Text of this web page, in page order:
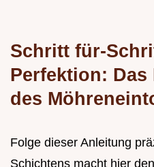
Schritt für-
Perfektion:
des
Folge dieser Anleitung
Schichtens macht hier